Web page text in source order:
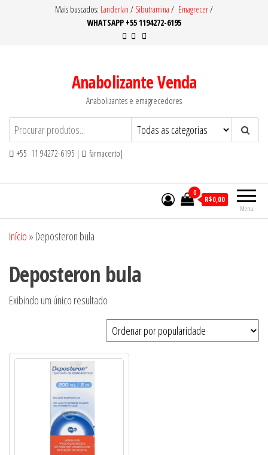
Mais buscados: Landerlan / Sibutramina / Emagrecer/
WHATSAPP +55 1194272-6195
Anabolizante Venda
Anabolizantes e emagrecedores
+55 11 94272-6195 | farmacerto|
Menu
0
R$0,00
Início » Deposteron bula
Deposteron bula
Exibindo um único resultado